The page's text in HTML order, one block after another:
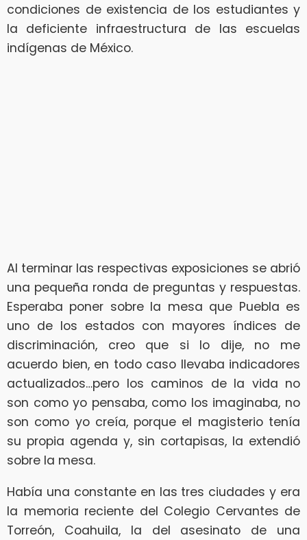
condiciones de existencia de los estudiantes y
la deficiente infraestructura de las escuelas
indígenas de México.
Al terminar las respectivas exposiciones se abrió
una pequeña ronda de preguntas y respuestas.
Esperaba poner sobre la mesa que Puebla es
uno de los estados con mayores índices de
discriminación, creo que si lo dije, no me
acuerdo bien, en todo caso llevaba indicadores
actualizados…pero los caminos de la vida no
son como yo pensaba, como los imaginaba, no
son como yo creía, porque el magisterio tenía
su propia agenda y, sin cortapisas, la extendió
sobre la mesa.
Había una constante en las tres ciudades y era
la memoria reciente del Colegio Cervantes de
Torreón, Coahuila, la del asesinato de una